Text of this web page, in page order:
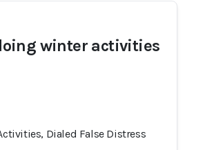
winter activities
Dialed False Distress